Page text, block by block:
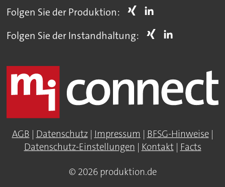
Folgen Sie der Produktion:
Folgen Sie der Instandhaltung:
AGB | Datenschutz| Impressum | BFSG-Hinweise|
Datenschutz-Einstellungen | Kontakt| Facts
© 2026 produktion.de